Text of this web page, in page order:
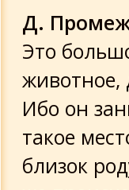
Д.
Это
животное,
Ибо он
такое
близок